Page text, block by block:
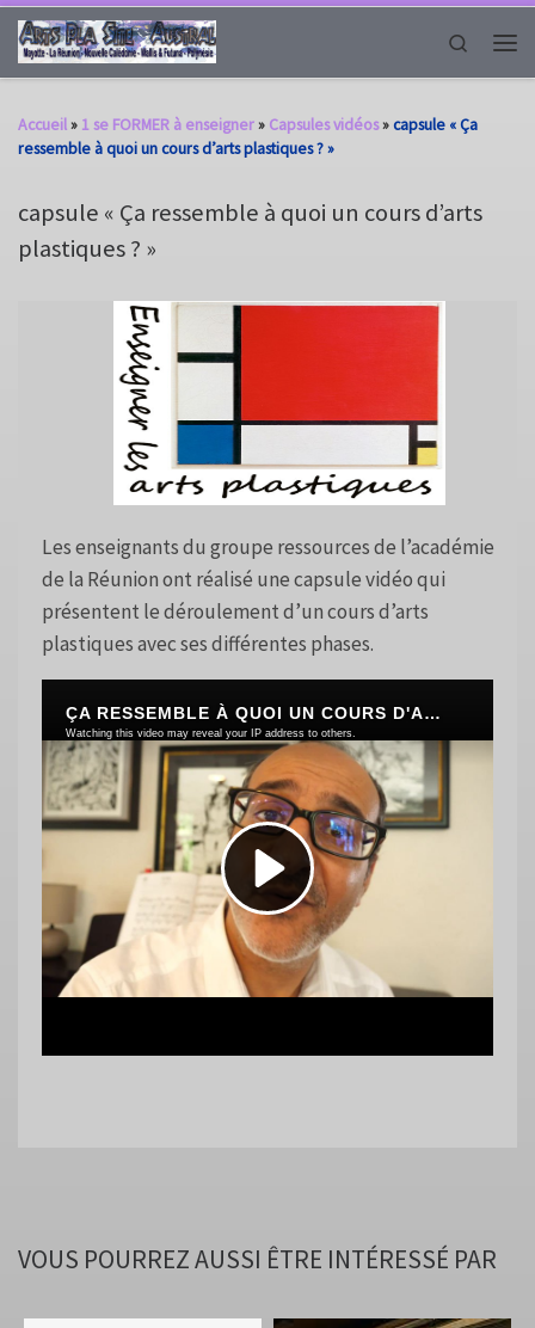
Passer au contenu
Search
Accueil» 1 se FORMER à enseigner» Capsules vidéos»capsule « Ça
ressemble à quoi un cours d’arts plastiques ? »
capsule « Ça ressemble à quoi un cours d’arts
plastiques ? »
Les enseignants du groupe ressources de l’académie
de la Réunion ont réalisé une capsule vidéo qui
présentent le déroulement d’un cours d’arts
plastiques avec ses différentes phases.
VOUS POURREZ AUSSI ÊTRE INTÉRESSÉ PAR